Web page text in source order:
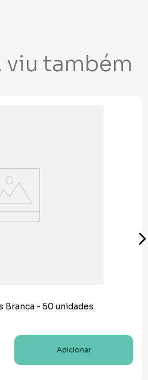
viu também
Branca - 50 unidades
Adicionar